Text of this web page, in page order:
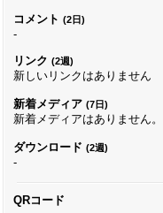
コメント (2日)
-
リンク (2週)
新しいリンクはありません
新着メディア (7日)
新着メディアはありません。
ダウンロード (2週)
-
QRコード